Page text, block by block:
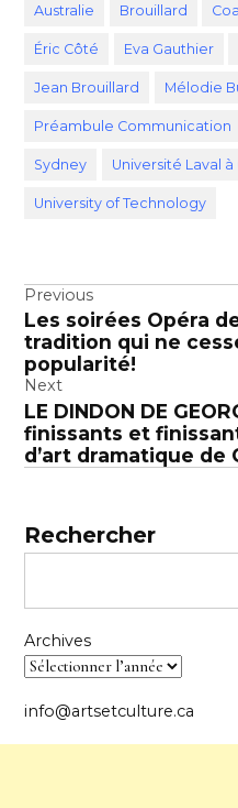
Australie Brouillard
Éric Côté Eva Gauthier
Jean Brouillard Mélodie
Préambule Communication
Sydney Université Laval
University of Technology
Navigation
de
l’article
Previous
Les soirées Opéra
tradition qui ne
popularité!
Next
LE DINDON DE
finissants et
d’art dramatique de
Rechercher
Archives
info@artsetculture.ca